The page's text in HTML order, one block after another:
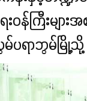
ဝန်ကြီးမျာ
ပရာဘွမ်မြို့